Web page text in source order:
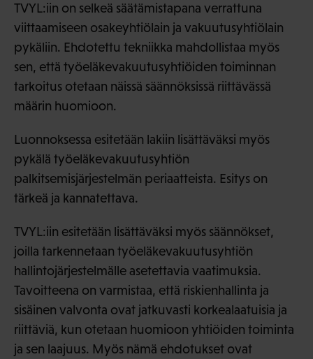
TVYL:iin on selkeä säätämistapana verrattuna
viittaamiseen osakeyhtiölain ja vakuutusyhtiölain
pykäliin. Ehdotettu tekniikka mahdollistaa myös
sen, että työeläkevakuutusyhtiöiden toiminnan
tarkoitus otetaan näissä säännöksissä riittävässä
määrin huomioon.
Luonnoksessa esitetään lakiin lisättäväksi myös
pykälä työeläkevakuutusyhtiön
palkitsemisjärjestelmän periaatteista. Esitys on
tärkeä ja kannatettava.
TVYL:iin esitetään lisättäväksi myös säännökset,
joilla tarkennetaan työeläkevakuutusyhtiön
hallintojärjestelmälle asetettavia vaatimuksia.
Tavoitteena on varmistaa, että riskienhallinta ja
sisäinen valvonta ovat jatkuvasti korkealaatuisia ja
riittäviä, kun otetaan huomioon yhtiöiden toiminta
ja sen laajuus. Myös nämä ehdotukset ovat